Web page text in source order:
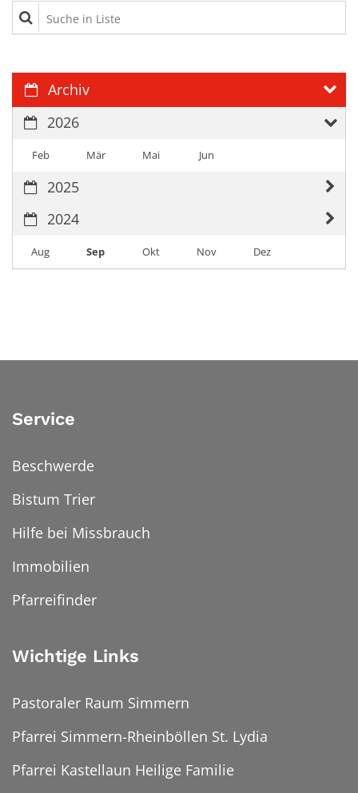
Suche in Liste
Archiv
2026
Feb Mär Mai Jun
2025
2024
Aug Sep Okt Nov Dez
Service
Beschwerde
Bistum Trier
Hilfe bei Missbrauch
Immobilien
Pfarreifinder
Wichtige Links
Pastoraler Raum Simmern
Pfarrei Simmern-Rheinböllen St. Lydia
Pfarrei Kastellaun Heilige Familie